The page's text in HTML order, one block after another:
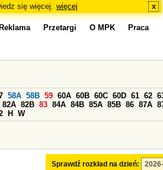
się więcej. więcej x
Reklama Przetargi O MPK Praca
Sprawdź rozkład na dzień:
58A 58B 59 60A 60B 60C 60D 61 62
82A 82B 83 84A 84B 85A 85B 86 87A
H W